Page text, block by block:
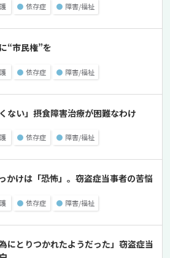
● 依存症 ● 障害/福祉
“市民権”を
● 依存症 ● 障害/福祉
くない」摂食障害治療が困難なわけ
● 依存症 ● 障害/福祉
かけは「恐怖」。窃盗症当事者の苦悩
● 依存症 ● 障害/福祉
為にとりつかれたようだった」窃盗症当